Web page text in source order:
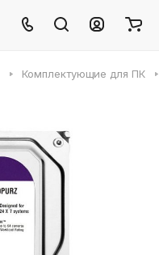
Комплектующие для ПК